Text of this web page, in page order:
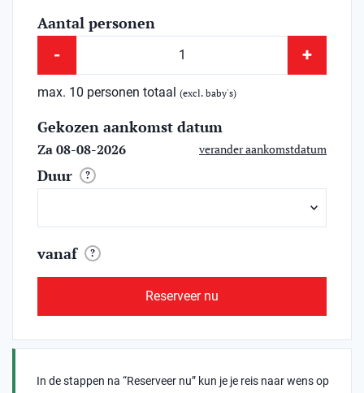
Aantal personen
- +
max. 10 personen totaal (excl. baby's)
Gekozen aankomst datum
Za 08-08-2026 verander aankomstdatum
Duur ?
vanaf ?
Reserveer nu
In de stappen na “Reserveer nu” kun je je reis naar wens op